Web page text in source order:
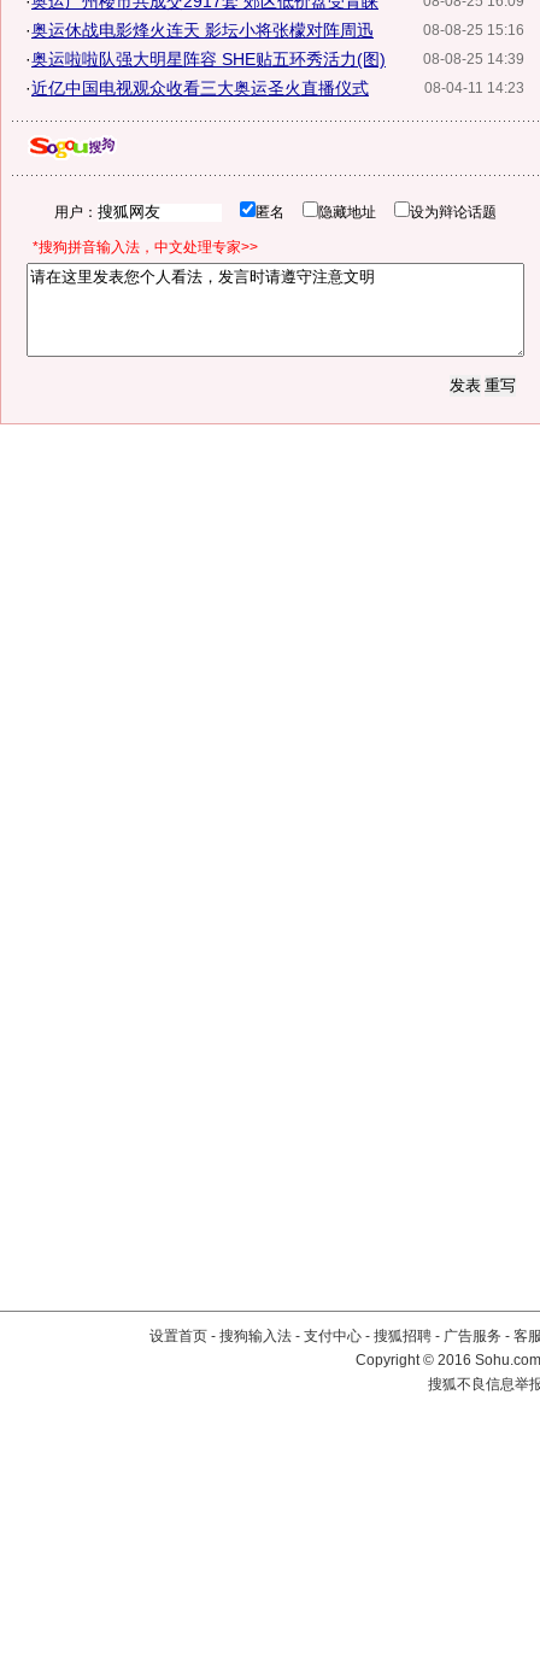
08-08-25 15:16
·奥运休战电影烽火连天 影坛小将张檬对阵周迅
08-08-25 14:39
·奥运啦啦队强大明星阵容 SHE贴五环秀活力(图)
08-04-11 14:23
·近亿中国电视观众收看三大奥运圣火直播仪式
用户： 匿名 隐藏地址 设为辩论话题
*搜狗拼音输入法，中文处理专家>>
设置首页 - 搜狗输入法 - 支付中心 - 搜狐招聘 - 广告服务 - 客
Copyright©2016
搜狐不良信息举